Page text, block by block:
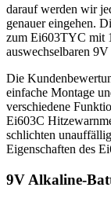
darauf werden wir
genauer eingehen.
zum Ei603TYC mit
auswechselbaren
Die
einfache Montage
verschiedene
Ei603C
schlichten
Eigenschaften des
9V Alkaline-